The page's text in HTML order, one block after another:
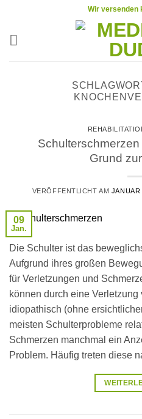
springen
Wir versenden
Grund
VERÖFFENTLICHT AM JANUAR
09
Jan.
Die Schulter ist das
Aufgrund ihres großen
für Verletzungen und
können durch eine
idiopathisch (ohne
meisten Schulterprobleme
Schmerzen manchmal ein
Problem. Häufig treten diese